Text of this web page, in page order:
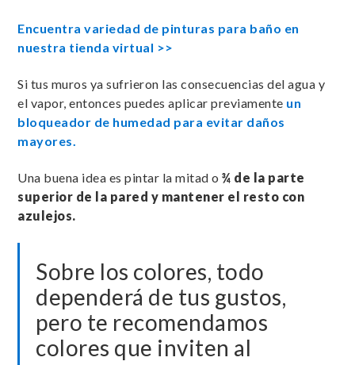
Encuentra variedad de pinturas para baño en
nuestra tienda virtual >>
Si tus muros ya sufrieron las consecuencias del agua y
el vapor, entonces puedes aplicar previamente un
bloqueador de humedad para evitar daños
mayores.
Una buena idea es pintar la mitad o¾ de la parte
superior de la pared y mantener el resto con
azulejos.
Sobre los colores, todo
dependerá de tus gustos,
pero te recomendamos
colores que inviten al